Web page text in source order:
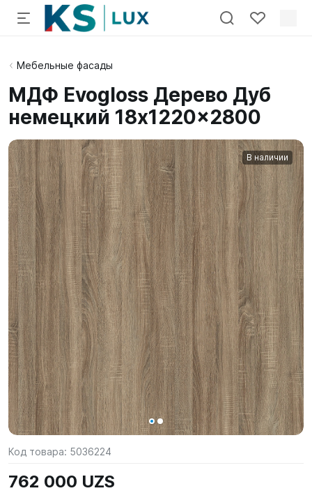
Мебельные фасады
МДФ Evogloss Дерево Дуб
немецкий 18x1220x2800
В наличии
Код товара: 5036224
762 000 UZS